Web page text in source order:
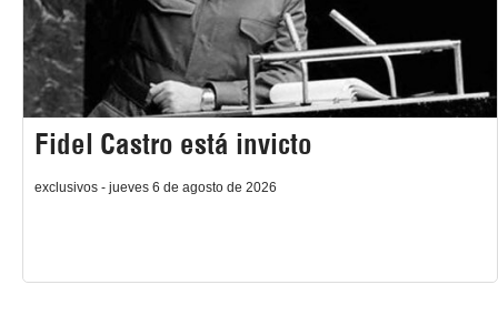
Fidel Castro está invicto
exclusivos - jueves 6 de agosto de 2026